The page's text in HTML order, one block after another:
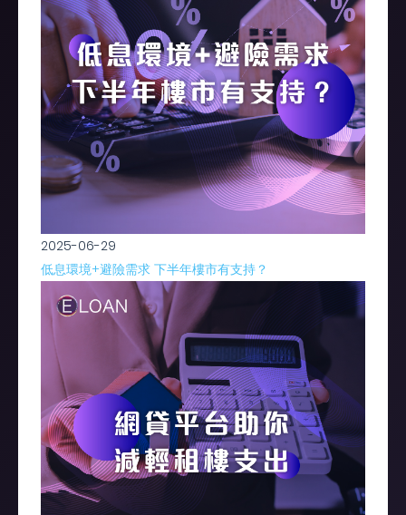
2025-06-29
低息環境+避險需求 下半年樓市有支持？